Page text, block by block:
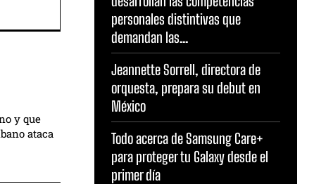
y que
ataca
personales distintivas que
demandan las...
Jeannette Sorrell, directora de
orquesta, prepara su debut en
México
Todo acerca de Samsung Care+
para proteger tu Galaxy desde el
primer día